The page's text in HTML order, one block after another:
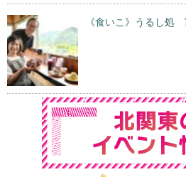
《食いこ》うるし処